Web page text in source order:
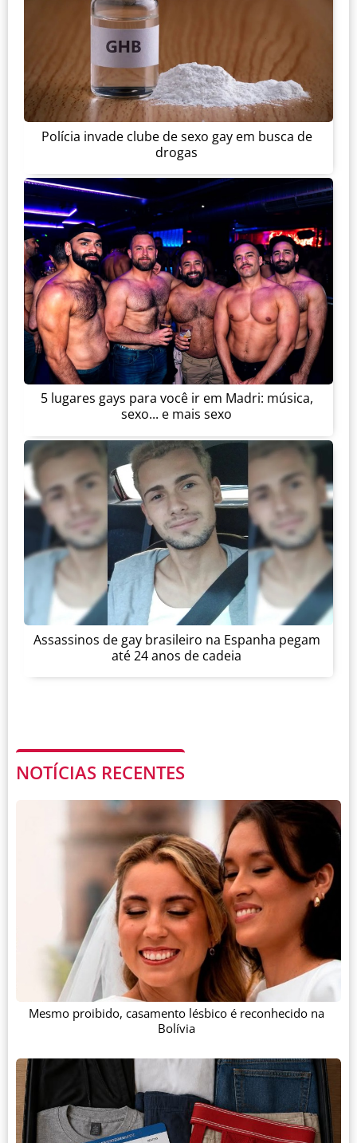
Polícia invade clube de sexo gay em busca de
drogas
5 lugares gays para você ir em Madri: música,
sexo... e mais sexo
Assassinos de gay brasileiro na Espanha pegam
até 24 anos de cadeia
NOTÍCIAS RECENTES
Mesmo proibido, casamento lésbico é reconhecido na
Bolívia